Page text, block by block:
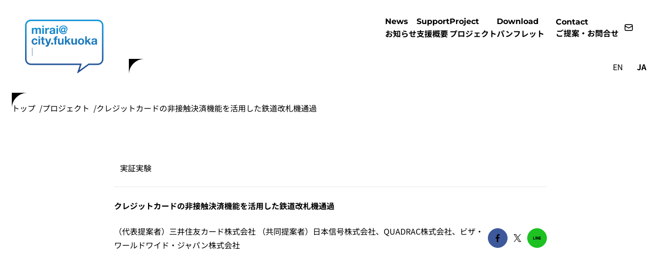
News
お知らせ
Support
支援概要
Project
プロジェクト
Download
パンフレット
Contact
ご提案・お問合せ
EN JA
トップ プロジェクト クレジットカードの非接触決済機能を活用した鉄道改札機通過
実証実験
クレジットカードの非接触決済機能を活用した鉄道改札機通過
（代表提案者）三井住友カード株式会社 （共同提案者）日本信号株式会社、QUADRAC株式会社、ビザ・
ワールドワイド・ジャパン株式会社